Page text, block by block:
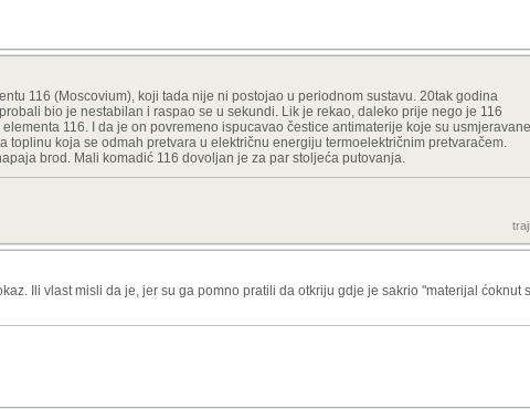
116 (Moscovium), koji tada nije ni postojao u periodnom sustavu. 20tak godina
bio je nestabilan i raspao se u sekundi. Lik je rekao, daleko prije nego je 116
116. I da je on povremeno ispucavao čestice antimaterije koje su usmjeravane
toplinu koja se odmah pretvara u električnu energiju termoelektričnim pretvaračem.
brod. Mali komadić 116 dovoljan je za par stoljeća putovanja.
Ili vlast misli da je, jer su ga pomno pratili da otkriju gdje je sakrio "materijal ćoknut s